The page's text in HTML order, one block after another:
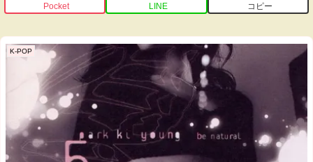
Pocket LINE コピー
K-POP